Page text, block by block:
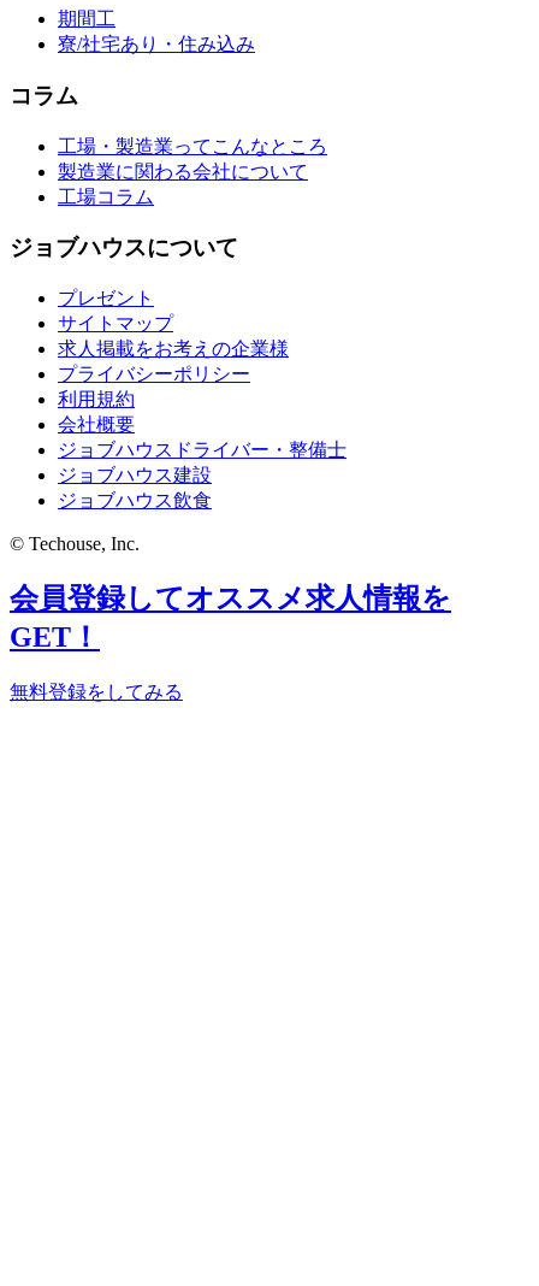
期間工
寮/社宅あり・住み込み
コラム
工場・製造業ってこんなところ
製造業に関わる会社について
工場コラム
ジョブハウスについて
プレゼント
サイトマップ
求人掲載をお考えの企業様
プライバシーポリシー
利用規約
会社概要
ジョブハウスドライバー・整備士
ジョブハウス建設
ジョブハウス飲食
© Techouse, Inc.
会員登録してオススメ求人情報を
GET！
無料登録をしてみる